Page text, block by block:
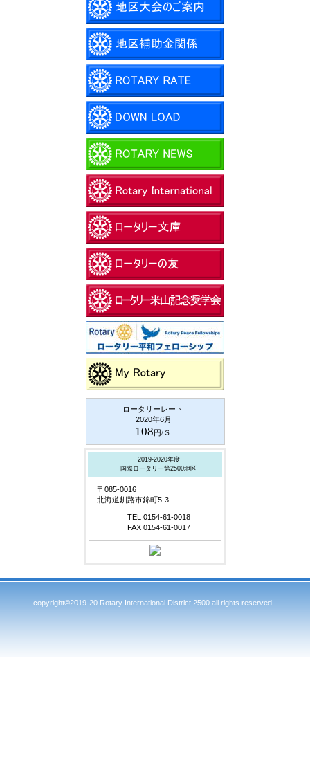
ロータリーレート
2020年6月
108円/＄
2019-2020年度
国際ロータリー第2500地区
〒085-0016
北海道釧路市錦町5-3
TEL 0154-61-0018
FAX 0154-61-0017
copyright©2019-20 Rotary International District 2500 all rights reserved.